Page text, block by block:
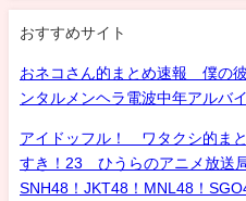
おすすめサイト
おネコさん的まとめ速報 僕の
ンタルメンヘラ電波中年アルバ
アイドッフル！ ワタクシ的ま
すき！23 ひうらのアニメ放送
SNH48！JKT48！MNL48！